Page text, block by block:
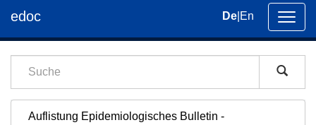
der
edoc De En
Auflistung Epidemiologisches Bulletin -